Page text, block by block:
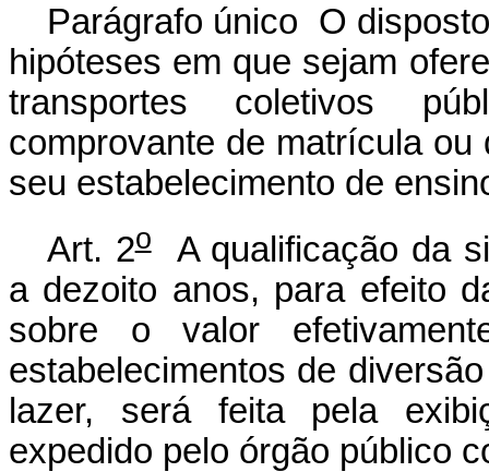
Parágrafo único O
hipóteses em que sejam
transportes coletivos
comprovante de matrícula
seu estabelecimento de
Art. 2oA qualificação da
a dezoito anos, para efeito
sobre o valor
estabelecimentos de
lazer, será feita pela
expedido pelo órgão público